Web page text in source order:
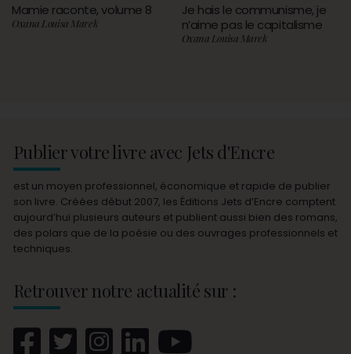
Mamie raconte, volume 8
Oxana Louisa Marek
Je hais le communisme, je
n’aime pas le capitalisme
Oxana Louisa Marek
Publier votre livre avec Jets d'Encre
est un moyen professionnel, économique et rapide de publier
son livre. Créées début 2007, les Éditions Jets d’Encre comptent
aujourd’hui plusieurs auteurs et publient aussi bien des romans,
des polars que de la poésie ou des ouvrages professionnels et
techniques.
Retrouver notre actualité sur :